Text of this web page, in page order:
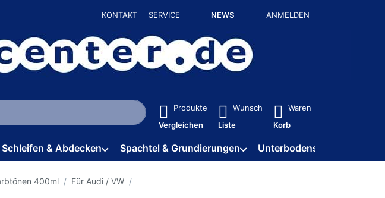
KONTAKT SERVICE NEWS ANMELDEN
tippen, erscheinen automatisch erste Ergebnisse. Drücken Sie die Eingabetaste, um alle
Produkte
Vergleichen
Wunsch
Liste
Waren
Korb
Schleifen & Abdecken Spachtel & Grundierungen Unterbodenschutz / HV
400ml
Für Audi / VW